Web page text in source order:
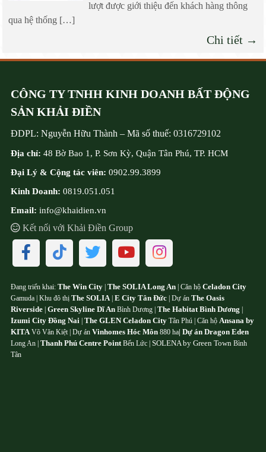
lượt được giới thiệu đến khách hàng thông
qua hệ thống […]
Chi tiết →
CÔNG TY TNHH KINH DOANH BẤT ĐỘNG
SẢN KHẢI ĐIỀN
ĐDPL: Nguyễn Hữu Thành – Mã số thuế: 0316729102
Địa chỉ: 48 Bờ Bao 1, P. Sơn Kỳ, Quận Tân Phú, TP. HCM
Đại Lý & Cộng tác viên: 0902.99.3899
Kinh Doanh: 0819.051.051
Email: info@khaidien.vn
Kết nối với Khải Điền Group
Đang triển khai: The Win City The SOLIA Long An | Căn hộ Celadon City
Gamuda | Khu đô thị The SOLIA| E City Tân Đức | Dự án The Oasis
Riverside Green Skyline Dĩ An Bình Dương | The Habitat Bình Dương
Izumi City Đồng Nai The GLEN Celadon City Tân Phú | Căn hộ Ansana by
KITAVõ Văn Kiệt | Dự án Vinhomes Hóc Môn 880 ha Dự án Dragon Eden
Long An | Thanh Phú Centre PointBến Lức | SOLENA by Green Town Bình
Tân